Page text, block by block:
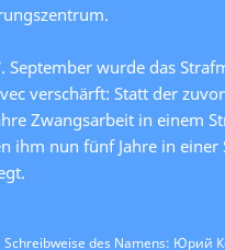
September wurde das
verschärft: Statt der
Zwangsarbeit in einem
ihm nun fünf Jahre in einer
Schreibweise des Namens: Юрий